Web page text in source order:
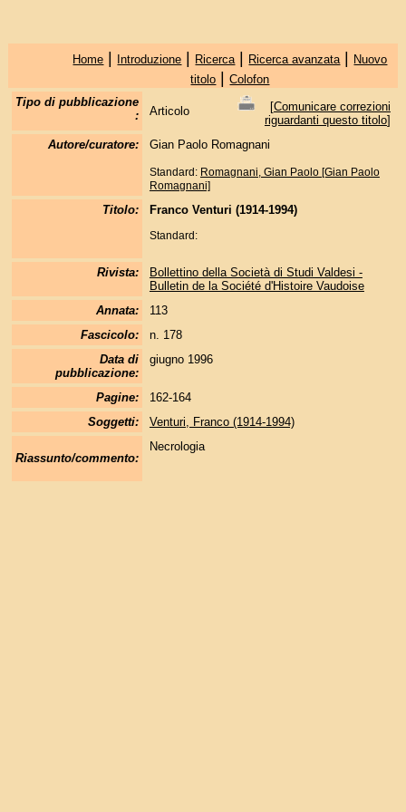
Home | Introduzione | Ricerca | Ricerca avanzata | Nuovo
titolo |Colofon
Tipo di pubblicazione
:
Articolo [Comunicare correzioni
riguardanti questo titolo]
Autore/curatore:
Gian Paolo Romagnani
Standard: Romagnani, Gian Paolo [Gian Paolo
Romagnani]
Titolo: Franco Venturi (1914-1994)
Standard:
Rivista:
Bollettino della Società di Studi Valdesi -
Bulletin de la Société d'Histoire Vaudoise
Annata:
113
Fascicolo:
n. 178
Data di
pubblicazione:
giugno 1996
Pagine:
162-164
Soggetti:
Venturi, Franco (1914-1994)
Riassunto/commento:
Necrologia